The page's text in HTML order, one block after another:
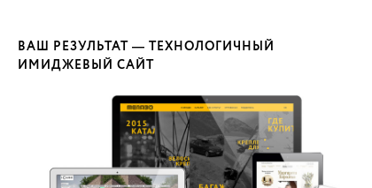
ВАШ РЕЗУЛЬТАТ — ТЕХНОЛОГИЧНЫЙ
ИМИДЖЕВЫЙ САЙТ